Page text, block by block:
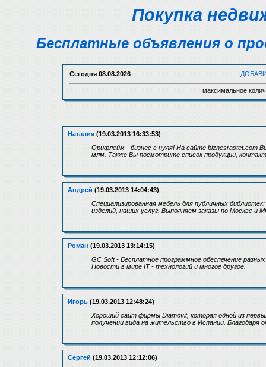
Покупка
Бесплатные объявления о
Сегодня 08.08.2026
максимальное
Наталия (19.03.2013 16:33:53)
Орифлейм - бизнес с нуля! На сайте biznesrastet.com
млм. Также Вы посмотрите список продукции,
Андрей (19.03.2013 14:04:43)
Специализированная мебель для публичных
изделий, наших услуг. Выполняем заказы по Москве и
Роман (19.03.2013 13:14:15)
GC Soft - Бесплатное программное обеспечение
Новости в мире IT - технологий и многое другое.
Игорь (19.03.2013 12:48:24)
Хороший сайт фирмы Diamovit, которая одной из
получении вида на жительство в Испании.
Сергей (19.03.2013 12:12:06)